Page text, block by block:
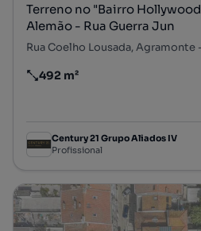
Terreno no "Bairro
Alemão - Rua Guerra Jun
Preço por metro quadrado
492 m²
Century 21 Grupo Aliados IV
Profissional